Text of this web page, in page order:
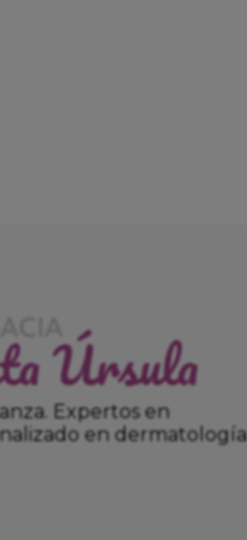
Expertos en
en dermatología